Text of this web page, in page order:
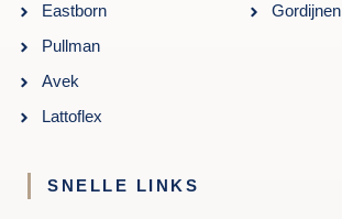
Eastborn
Pullman
Avek
Lattoflex
Gordijnen
SNELLE LINKS